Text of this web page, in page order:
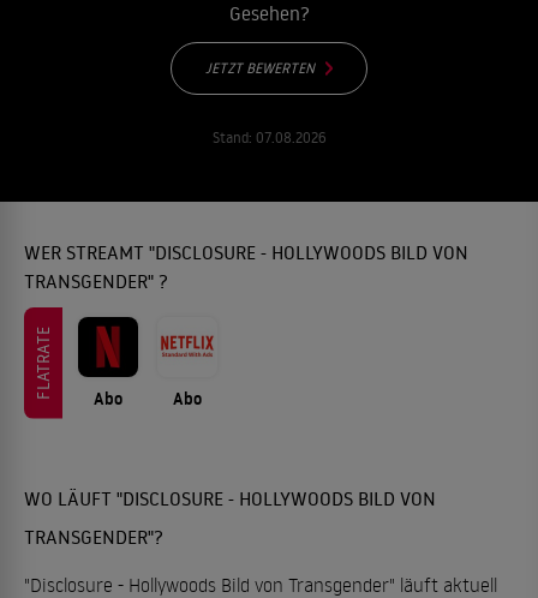
Gesehen?
JETZT BEWERTEN
Stand: 07.08.2026
WER STREAMT "DISCLOSURE - HOLLYWOODS BILD VON
TRANSGENDER" ?
FLATRATE Abo Abo
WO LÄUFT "DISCLOSURE - HOLLYWOODS BILD VON
TRANSGENDER"?
"Disclosure - Hollywoods Bild von Transgender" läuft aktuell